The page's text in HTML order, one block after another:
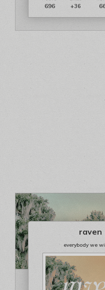
696 +36
raven
everybody we